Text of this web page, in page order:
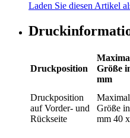
Laden Sie diesen Artikel
Druckposition
Größe
mm
Druckposition
auf Vorder- und
Rückseite
Größe in
mm 40